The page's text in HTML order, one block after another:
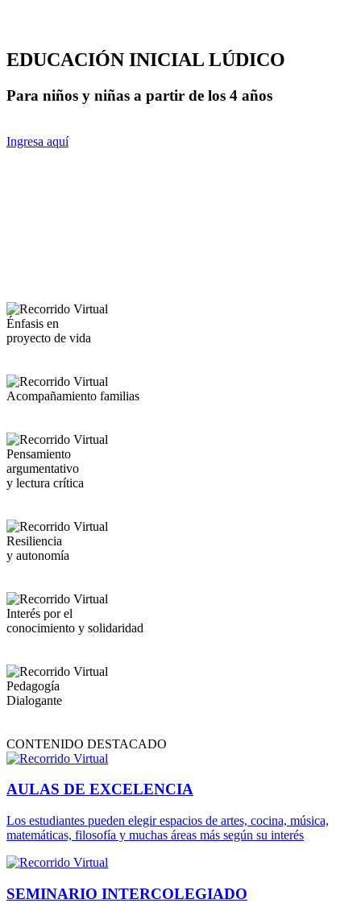
EDUCACIÓN INICIAL LÚDICO
Para niños y niñas a partir de los 4 años
Ingresa aquí
Énfasis en
proyecto de vida
Acompañamiento familias
Pensamiento
argumentativo
y lectura crítica
Resiliencia
y autonomía
Interés por el
conocimiento y solidaridad
Pedagogía
Dialogante
CONTENIDO DESTACADO
AULAS DE EXCELENCIA
Los estudiantes pueden elegir espacios de artes, cocina, música,
matemáticas, filosofía y muchas áreas más según su interés
SEMINARIO INTERCOLEGIADO